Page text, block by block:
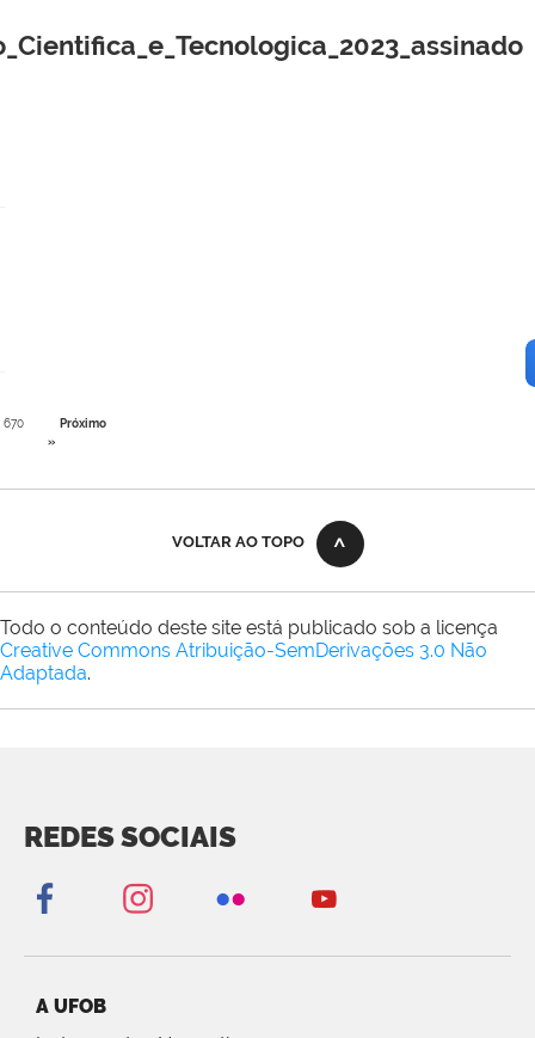
670
Próximo
»
VOLTAR AO TOPO
Todo o conteúdo deste site está publicado sob a licença
Creative Commons Atribuição-SemDerivações 3.0 Não
Adaptada.
REDES SOCIAIS
A UFOB